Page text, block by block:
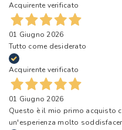
Acquirente verificato
01 Giugno 2026
Tutto come desiderato
Acquirente verificato
01 Giugno 2026
Questo è il mio primo acquisto
un'esperienza molto